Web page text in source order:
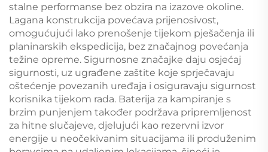
stalne performanse bez obzira na izazove okoline.
Lagana konstrukcija povećava prijenosivost,
omogućujući lako prenošenje tijekom pješačenja ili
planinarskih ekspedicija, bez značajnog povećanja
težine opreme. Sigurnosne značajke daju osjećaj
sigurnosti, uz ugrađene zaštite koje sprječavaju
oštećenje povezanih uređaja i osiguravaju sigurnost
korisnika tijekom rada. Baterija za kampiranje s
brzim punjenjem također podržava pripremljenost
za hitne slučajeve, djelujući kao rezervni izvor
energije u neočekivanim situacijama ili produženim